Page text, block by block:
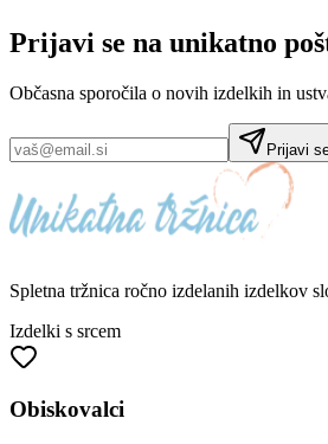
Prijavi se na unikatno
Občasna sporočila o novih izdelkih in
Prijavi
Spletna tržnica ročno izdelanih izdelkov
Izdelki s srcem
Obiskovalci